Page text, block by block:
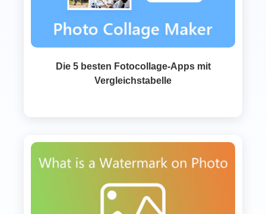
Die 5 besten Fotocollage-Apps mit
Vergleichstabelle